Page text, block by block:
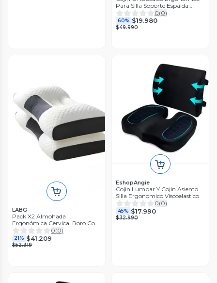
Para Silla Soporte Espalda
Acqui
0(0)
60% $19.980
$49.990
LABG
Pack X2 Almohada
Ergonómica Cervical Roro Con
Memoria Algodón
0(0)
21% $41.209
$52.319
EshopAngie
Cojin Lumbar Y Cojin Asiento
Silla Ergonomico Viscoelastico
0(0)
45% $17.990
$32.990